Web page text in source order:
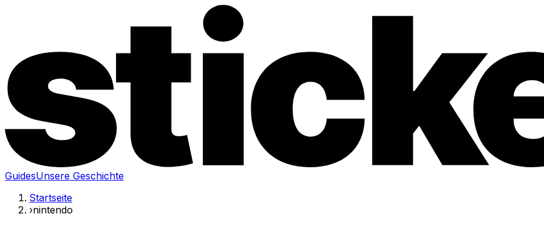
GuidesUnsere Geschichte
Startseite
›nintendo